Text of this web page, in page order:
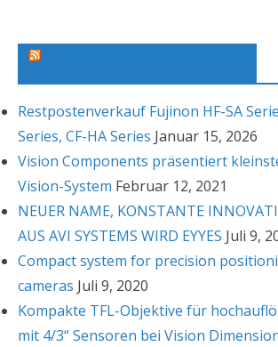
Restpostenverkauf Fujinon HF-SA
Series, CF-HA Series Januar 15, 2026
Vision Components präsentiert
Vision-System Februar 12, 2021
NEUER NAME, KONSTANTE
AUS AVI SYSTEMS WIRD EYYES Juli 9,
Compact system for precision
cameras Juli 9, 2020
Kompakte TFL-Objektive für
mit 4/3“ Sensoren bei Vision